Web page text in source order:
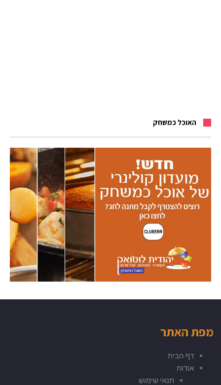
האוכל כמשחק
מפת האתר
דף הבית
אודות
תנאי שימוש